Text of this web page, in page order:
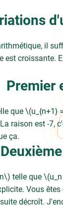
il
est croissante.
Premier
que \(u_{n+1}
raison est -7,
ça.
telle que
Vous
décroît.